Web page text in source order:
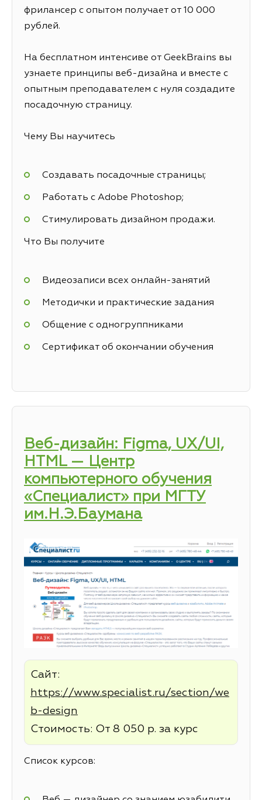
фрилансер с опытом получает от 10 000
рублей.
На бесплатном интенсиве от GeekBrains вы
узнаете принципы веб-дизайна и вместе с
опытным преподавателем с нуля создадите
посадочную страницу.
Чему Вы научитесь
Создавать посадочные страницы;
Работать с Adobe Photoshop;
Стимулировать дизайном продажи.
Что Вы получите
Видеозаписи всех онлайн-занятий
Методички и практические задания
Общение с одногруппниками
Сертификат об окончании обучения
Веб-дизайн: Figma, UX/UI,
HTML — Центр
компьютерного обучения
«Специалист» при МГТУ
им.Н.Э.Баумана
Сайт:
https://www.specialist.ru/section/we
b-design
Стоимость: От 8 050 р. за курс
Список курсов: